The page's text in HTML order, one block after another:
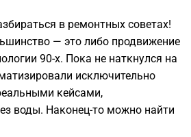
в ремонтных советах!
— это либо продвижение
90-х. Пока не наткнулся на
исключительно
кейсами,
воды. Наконец-то можно найти